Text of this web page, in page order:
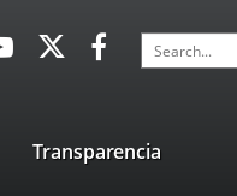
Link
Link
application.
application.
Search
Transparencia